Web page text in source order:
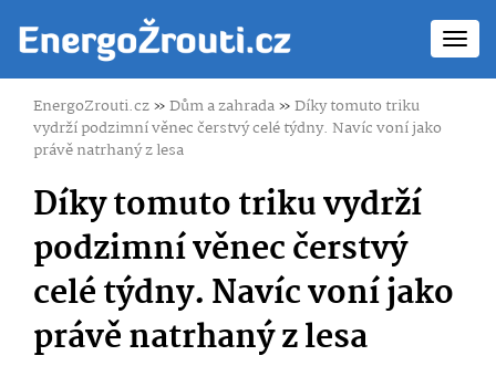
EnergoZrouti.cz»Dům a zahrada»Díky tomuto triku
vydrží podzimní věnec čerstvý celé týdny. Navíc voní jako
právě natrhaný z lesa
Díky tomuto triku vydrží
podzimní věnec čerstvý
celé týdny. Navíc voní jako
právě natrhaný z lesa